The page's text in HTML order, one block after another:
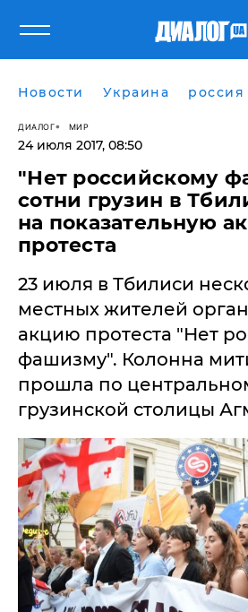
Новости Украина россия
ДИАЛОГ МИР
24 июля 2017, 08:50
​"Нет российскому
сотни грузин в
на показательную
протеста
23 июля в Тбилиси
местных жителей
акцию протеста "Нет
фашизму". Колонна
прошла по
грузинской столицы